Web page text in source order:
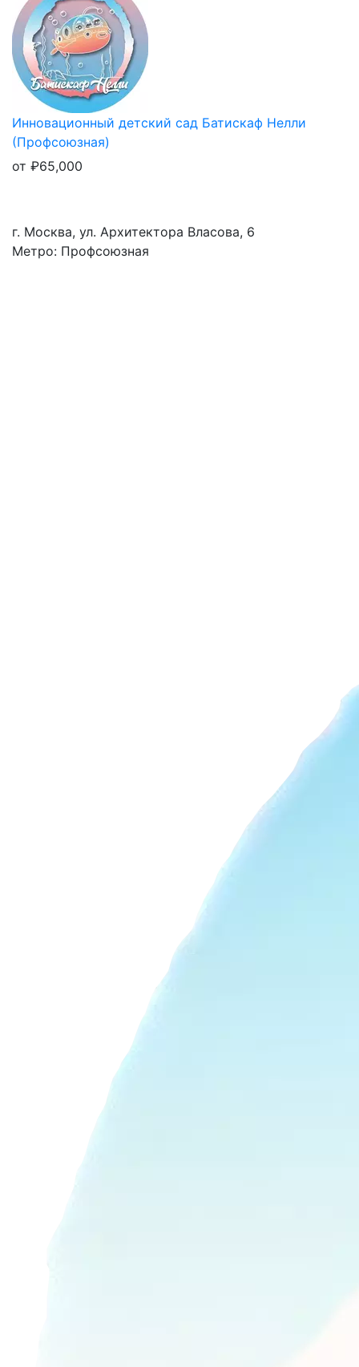
Инновационный детский сад Батискаф Нелли
(Профсоюзная)
от ₽65,000
г. Москва, ул. Архитектора Власова, 6
Метро: Профсоюзная